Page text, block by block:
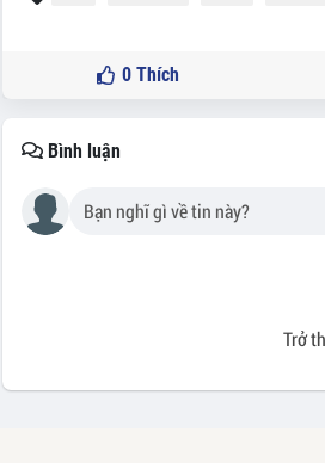
0 Thích
Bình luận
Trở